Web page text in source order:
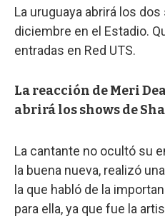
La uruguaya abrirá los
diciembre en el Estadio.
entradas en Red UTS.
La reacción de Meri
abrirá los shows de
La cantante no ocultó su
la buena nueva, realizó
la que habló de la
para ella, ya que fue la